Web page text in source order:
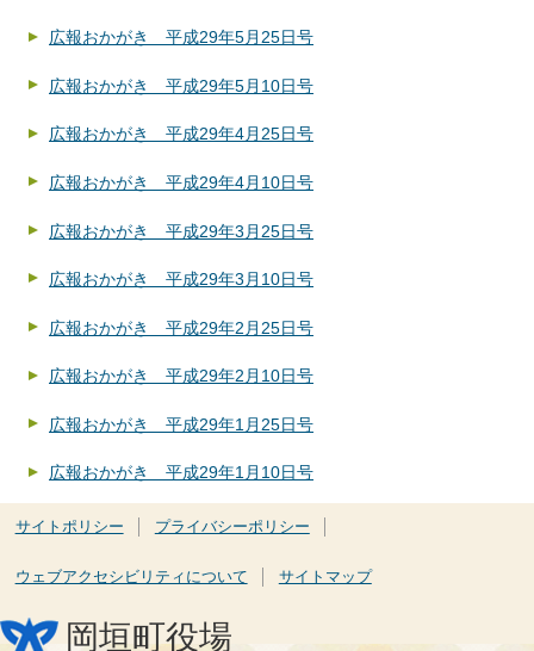
広報おかがき 平成29年5月25日号
広報おかがき 平成29年5月10日号
広報おかがき 平成29年4月25日号
広報おかがき 平成29年4月10日号
広報おかがき 平成29年3月25日号
広報おかがき 平成29年3月10日号
広報おかがき 平成29年2月25日号
広報おかがき 平成29年2月10日号
広報おかがき 平成29年1月25日号
広報おかがき 平成29年1月10日号
サイトポリシー プライバシーポリシー
ウェブアクセシビリティについて サイトマップ
岡垣町役場